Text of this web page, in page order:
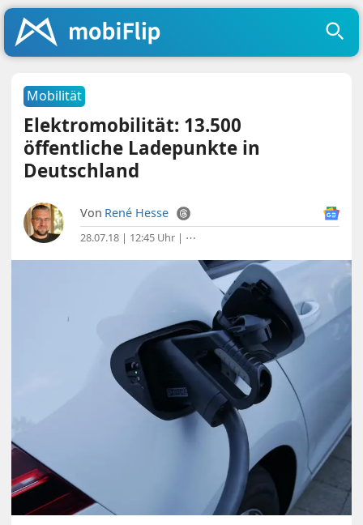
Mobilität
Elektromobilität: 13.500
öffentliche Ladepunkte in
Deutschland
Von René Hesse
28.07.18 | 12:45 Uhr | ⋯